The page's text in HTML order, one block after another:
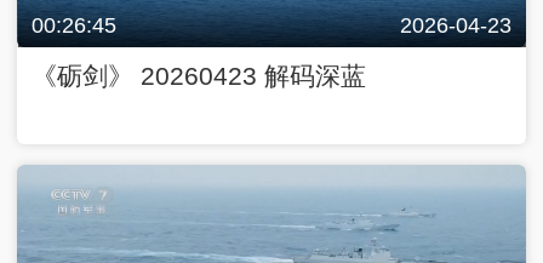
00:26:45 2026-04-23
《砺剑》 20260423 解码深蓝